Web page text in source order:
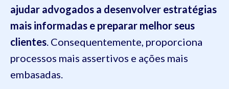
ajudar advogados a desenvolver estratégias
mais informadas e preparar melhor seus
clientes. Consequentemente, proporciona
processos mais assertivos e ações mais
embasadas.